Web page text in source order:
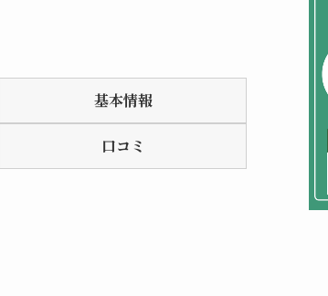
基本情報
口コミ